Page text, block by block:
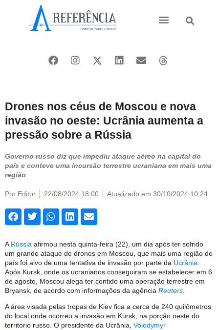
Drones nos céus de Moscou e nova
invasão no oeste: Ucrânia aumenta a
pressão sobre a Rússia
Governo russo diz que impediu ataque aéreo na capital do
país e conteve uma incursão terrestre ucraniana em mais uma
região
Por Editor 22/08/2024 18:00 Atualizado em 30/10/2024 10:24
A Rússia afirmou nesta quinta-feira (22), um dia após ter sofrido
um grande ataque de drones em Moscou, que mais uma região do
país foi alvo de uma tentativa de invasão por parte da Ucrânia
Após Kursk, onde os ucranianos conseguiram se estabelecer em 6
de agosto, Moscou alega ter contido uma operação terrestre em
Bryansk, de acordo com informações da agência Reuters
A área visada pelas tropas de Kiev fica a cerca de 240 quilômetros
do local onde ocorreu a invasão em Kursk, na porção oeste do
território russo. O presidente da Ucrânia, Volodymyr